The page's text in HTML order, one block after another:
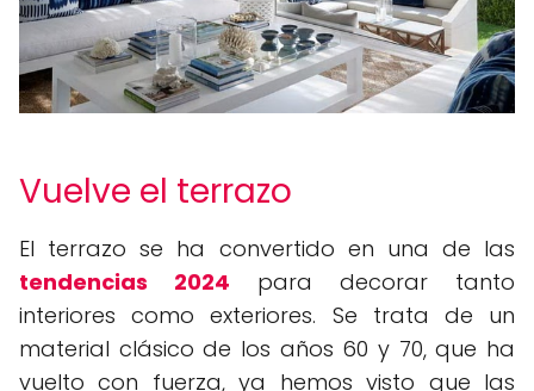
Vuelve el terrazo
El terrazo se ha convertido en una de las
tendencias 2024 para decorar tanto
interiores como exteriores. Se trata de un
material clásico de los años 60 y 70, que ha
vuelto con fuerza, ya hemos visto que las